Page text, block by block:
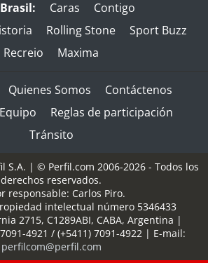
Caras
Contigo
Rolling Stone
Sport Buzz
Recreio
Maxima
Quienes Somos
Contáctenos
Equipo
Reglas de participación
Tránsito
S.A. | © Perfil.com 2006-2026 - Todos los
derechos reservados.
responsable: Carlos Piro.
intelectual número 5346433
2715, C1289ABI, CABA, Argentina |
4921 / (+5411) 7091-4922| E-mail:
perfilcom@perfil.com